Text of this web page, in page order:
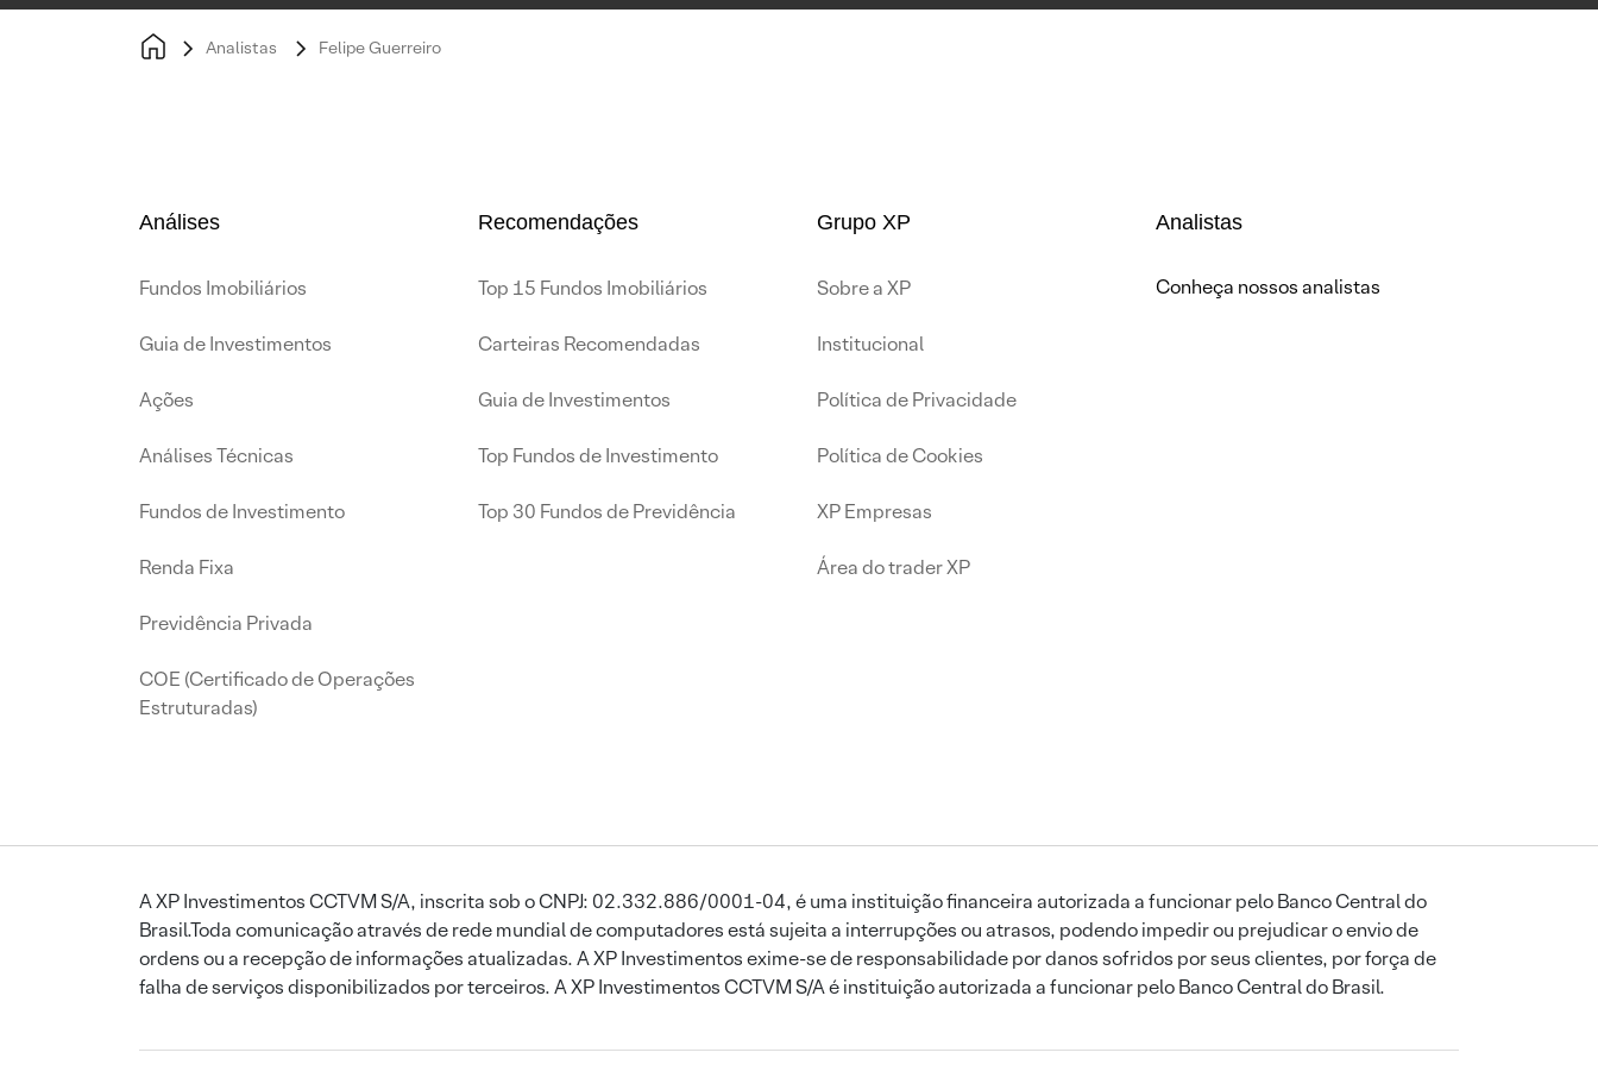
Analistas Felipe Guerreiro
Análises
Fundos Imobiliários
Guia de Investimentos
Ações
Análises Técnicas
Fundos de Investimento
Renda Fixa
Previdência Privada
COE (Certificado de Operações
Estruturadas)
Recomendações
Top 15 Fundos Imobiliários
Carteiras Recomendadas
Guia de Investimentos
Top Fundos de Investimento
Top 30 Fundos de Previdência
Grupo XP
Sobre a XP
Institucional
Política de Privacidade
Política de Cookies
XP Empresas
Área do trader XP
Analistas
Conheça nossos analistas
A XP Investimentos CCTVM S/A, inscrita sob o CNPJ: 02.332.886/0001-04, é uma instituição financeira autorizada a funcionar pelo Banco Central do
Brasil.Toda comunicação através de rede mundial de computadores está sujeita a interrupções ou atrasos, podendo impedir ou prejudicar o envio de
ordens ou a recepção de informações atualizadas. A XP Investimentos exime-se de responsabilidade por danos sofridos por seus clientes, por força de
falha de serviços disponibilizados por terceiros. A XP Investimentos CCTVM S/A é instituição autorizada a funcionar pelo Banco Central do Brasil.